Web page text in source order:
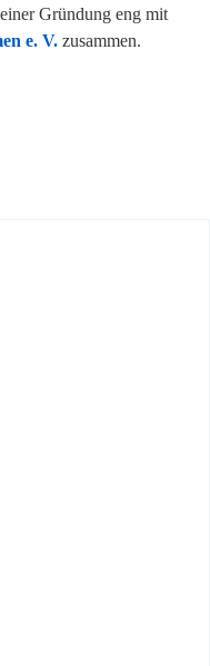
Gründung eng mit
e. V. zusammen.